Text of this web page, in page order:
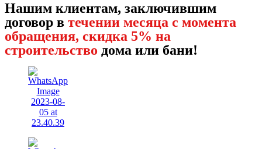
Нашим клиентам, заключившим
договор в течении месяца с момента
обращения, скидка 5% на
строительство дома или бани!